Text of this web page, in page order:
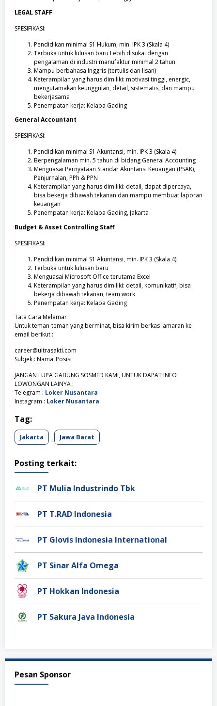
LEGAL STAFF
SPESIFIKASI:
Pendidikan minimal S1 Hukum, min. IPK 3 (Skala 4)
Terbuka untuk lulusan baru Lebih disukai dengan
pengalaman di industri manufaktur minimal 2 tahun
Mampu berbahasa Inggris (tertulis dan lisan)
Keterampilan yang harus dimiliki: motivasi tinggi, energic,
mengutamakan keunggulan, detail, sistematis, dan mampu
bekerjasama
Penempatan kerja: Kelapa Gading
General Accountant
SPESIFIKASI:
Pendidikan minimal S1 Akuntansi, min. IPK 3 (Skala 4)
Berpengalaman min. 5 tahun di bidang General Accounting
Menguasai Pernyataan Standar Akuntansi Keuangan (PSAK),
Penjurnalan, PPh & PPN
Keterampilan yang harus dimiliki: detail, dapat dipercaya,
bisa bekerja dibawah tekanan dan mampu membuat laporan
keuangan
Penempatan kerja: Kelapa Gading, Jakarta
Budget & Asset Controlling Staff
SPESIFIKASI:
Pendidikan minimal S1 Akuntansi, min. IPK 3 (Skala 4)
Terbuka untuk lulusan baru
Menguasai Microsoft Office terutama Excel
Keterampilan yang harus dimiliki: detail, komunikatif, bisa
bekerja dibawah tekanan, team work
Penempatan kerja: Kelapa Gading
Tata Cara Melamar :
Untuk teman-teman yang berminat, bisa kirim berkas lamaran ke
email berikut :
career@ultrasakti.com
Subjek : Nama_Posisi
JANGAN LUPA GABUNG SOSMED KAMI, UNTUK DAPAT INFO
LOWONGAN LAINYA :
Telegram : Loker Nusantara
Instagram : Loker Nusantara
Tag:
Jakarta , Jawa Barat
Posting terkait:
PT Mulia Industrindo Tbk
PT T.RAD Indonesia
PT Glovis Indonesia International
PT Sinar Alfa Omega
PT Hokkan Indonesia
PT Sakura Java Indonesia
Pesan Sponsor